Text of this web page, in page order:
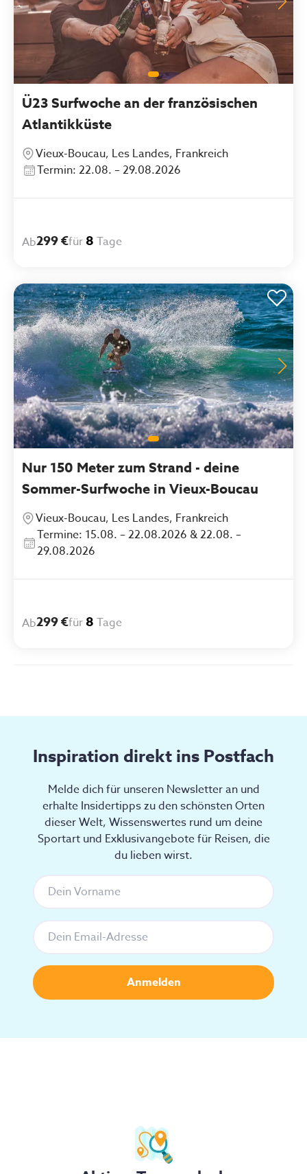
Ü23 Surfwoche an der französischen
Atlantikküste
Vieux-Boucau, Les Landes, Frankreich
Termin: 22.08. – 29.08.2026
Ab299 €für 8 Tage
Nur 150 Meter zum Strand - deine
Sommer-Surfwoche in Vieux-Boucau
Vieux-Boucau, Les Landes, Frankreich
Termine: 15.08. – 22.08.2026 & 22.08. –
29.08.2026
Ab299 €für 8 Tage
Inspiration direkt ins Postfach
Melde dich für unseren Newsletter an und
erhalte Insidertipps zu den schönsten Orten
dieser Welt, Wissenswertes rund um deine
Sportart und Exklusivangebote für Reisen, die
du lieben wirst.